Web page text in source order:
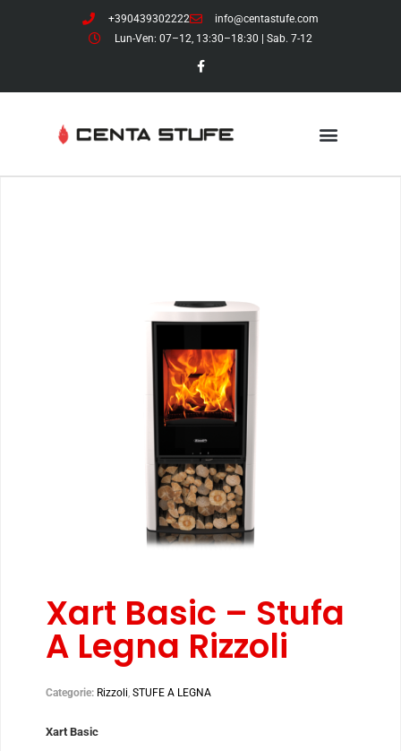
+390439302222
info@centastufe.com
Lun-Ven: 07–12, 13:30–18:30 | Sab. 7-12
Xart Basic – Stufa
A Legna Rizzoli
Categorie: Rizzoli, STUFE A LEGNA
Xart Basic